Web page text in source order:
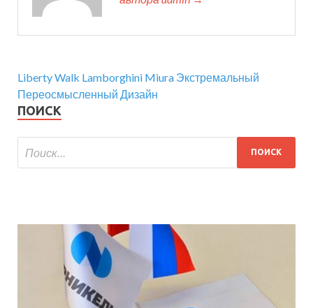
Liberty Walk Lamborghini Miura Экстремальный
Переосмысленный Дизайн
ПОИСК